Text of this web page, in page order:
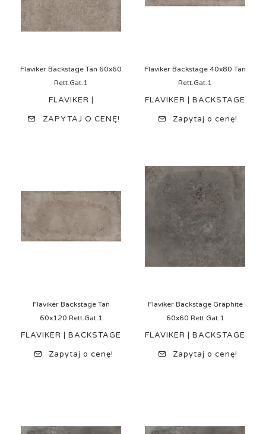
Flaviker Backstage Tan 60x60
Rett.Gat.1
FLAVIKER |
ZAPYTAJ O CENĘ!
Flaviker Backstage 40x80 Tan
Rett.Gat.1
FLAVIKER | BACKSTAGE
Zapytaj o cenę!
Flaviker Backstage Tan
60x120 Rett.Gat.1
FLAVIKER | BACKSTAGE
Zapytaj o cenę!
Flaviker Backstage Graphite
60x60 Rett.Gat.1
FLAVIKER | BACKSTAGE
Zapytaj o cenę!